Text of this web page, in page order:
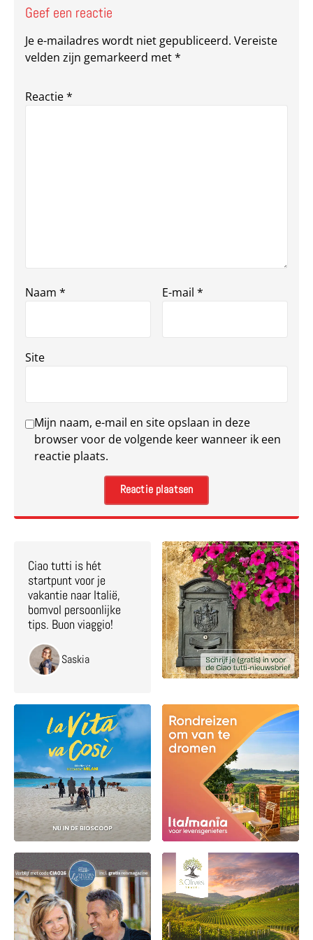
Geef een reactie
Je e-mailadres wordt niet gepubliceerd. Vereiste
velden zijn gemarkeerd met*
Reactie*
Naam * E-mail *
Site
Mijn naam, e-mail en site opslaan in deze
browser voor de volgende keer wanneer ik een
reactie plaats.
Ciao tutti is hét
startpunt voor je
vakantie naar Italië,
bomvol persoonlijke
tips. Buon viaggio!
Saskia